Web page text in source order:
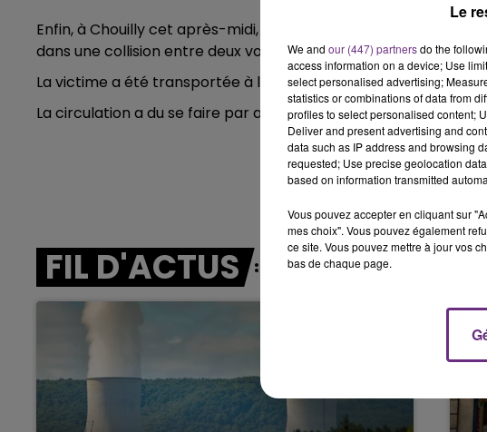
Enfin, à Chouilly cet après-midi, en direction d’Epernay, sur la
dans une collision entre deux voitures.
La victime a été transportée à l’hôpital d’Epernay.
La circulation a du se faire par alternat le temps de
FIL D'ACTUS
LE TICKET DE CAISSE
Le
We and our (447) partnersdo the
access information on a device; Use
select personalised advertising;
statistics or combinations of data from
profiles to select personalised content;
Deliver and present advertising and
data such as IP address and browsing
requested; Use precise geolocation
based on information transmitted
Vous pouvez accepter en cliquant sur
mes choix". Vous pouvez également
ce site. Vous pouvez mettre à jour vos
bas de chaque page.